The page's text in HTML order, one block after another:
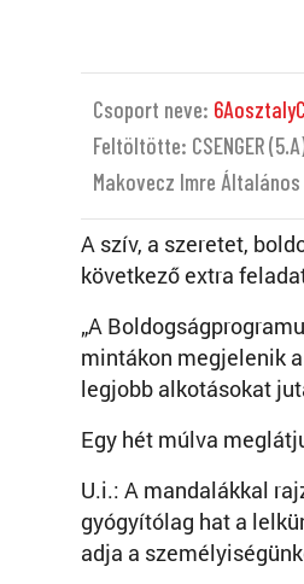
Csoport neve:
Feltöltötte: CSENGER
Makovecz Imre
A szív, a szeretet,
következő extra
„A
mintákon megjelenik
legjobb alkotásokat
Egy hét múlva
U.i.: A mandalákkal
gyógyítólag hat a
adja a